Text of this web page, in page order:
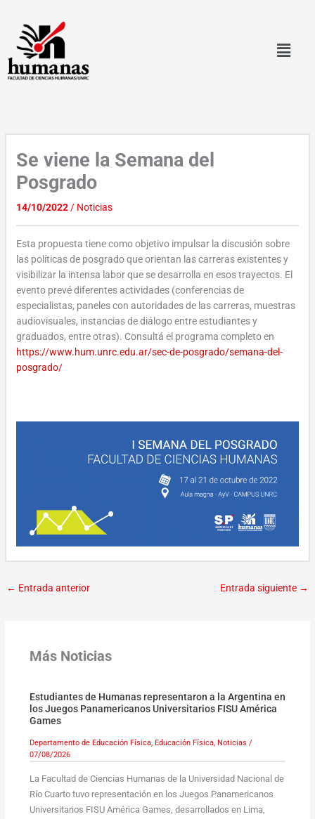
contenido
Se viene la Semana del
Posgrado
14/10/2022/ Noticias
Esta propuesta tiene como objetivo impulsar la discusión sobre
las políticas de posgrado que orientan las carreras existentes y
visibilizar la intensa labor que se desarrolla en esos trayectos. El
evento prevé diferentes actividades (conferencias de
especialistas, paneles con autoridades de las carreras, muestras
audiovisuales, instancias de diálogo entre estudiantes y
graduados, entre otras). Consultá el programa completo en
https://www.hum.unrc.edu.ar/sec-de-posgrado/semana-del-
posgrado/
← Entrada anterior Entrada siguiente →
Más Noticias
Estudiantes de Humanas representaron a la Argentina en
los Juegos Panamericanos Universitarios FISU América
Games
Departamento de Educación Física, Educación Física, Noticias /
07/08/2026
La Facultad de Ciencias Humanas de la Universidad Nacional de
Río Cuarto tuvo representación en los Juegos Panamericanos
Universitarios FISU América Games, desarrollados en Lima,